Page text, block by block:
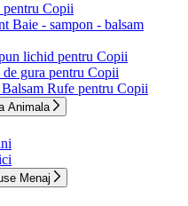
pentru Copii
Baie - sampon - balsam
lichid pentru Copii
gura pentru Copii
Rufe pentru Copii
Animala
Menaj